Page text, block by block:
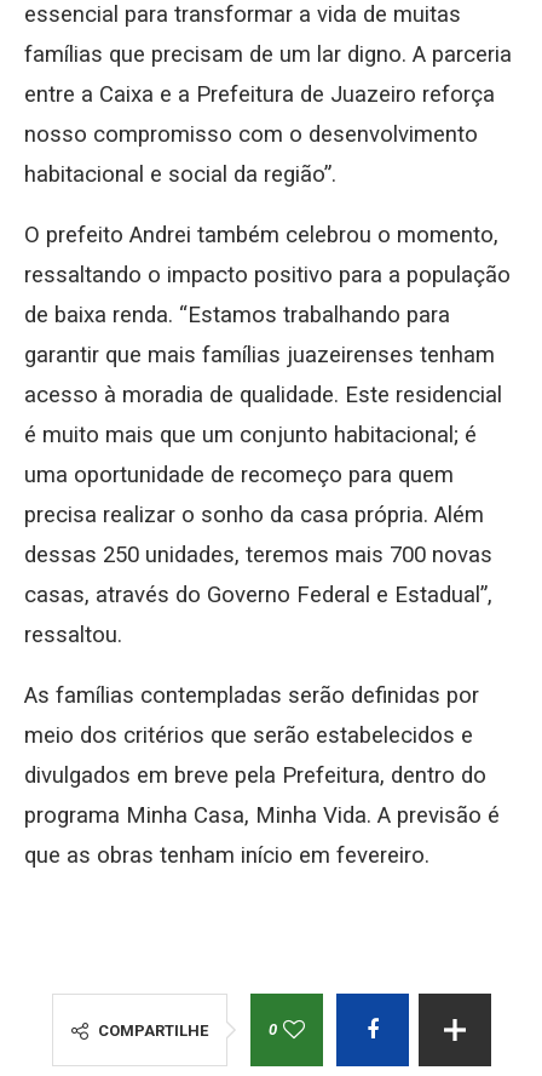
essencial para transformar a vida de muitas
famílias que precisam de um lar digno. A parceria
entre a Caixa e a Prefeitura de Juazeiro reforça
nosso compromisso com o desenvolvimento
habitacional e social da região”.
O prefeito Andrei também celebrou o momento,
ressaltando o impacto positivo para a população
de baixa renda. “Estamos trabalhando para
garantir que mais famílias juazeirenses tenham
acesso à moradia de qualidade. Este residencial
é muito mais que um conjunto habitacional; é
uma oportunidade de recomeço para quem
precisa realizar o sonho da casa própria. Além
dessas 250 unidades, teremos mais 700 novas
casas, através do Governo Federal e Estadual”,
ressaltou.
As famílias contempladas serão definidas por
meio dos critérios que serão estabelecidos e
divulgados em breve pela Prefeitura, dentro do
programa Minha Casa, Minha Vida. A previsão é
que as obras tenham início em fevereiro.
COMPARTILHE 0